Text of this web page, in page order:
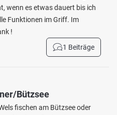
wenn es etwas dauert bis ich
Funktionen im Griff. Im
!
1 Beiträge
Bützsee
fischen am Bützsee oder